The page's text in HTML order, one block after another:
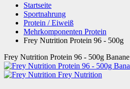
Startseite
Sportnahrung
Protein / Eiweiß
Mehrkomponenten Protein
Frey Nutrition Protein 96 - 500g
Frey Nutrition Protein 96 - 500g Banane
Frey Nutrition